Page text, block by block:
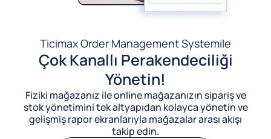
Ticimax Order Management Systemile
Çok Kanallı Perakendeciliği
Yönetin!
Fiziki mağazanız ile online mağazanızın sipariş ve
stok yönetimini tek altyapıdan kolayca yönetin ve
gelişmiş rapor ekranlarıyla mağazalar arası akışı
takip edin.